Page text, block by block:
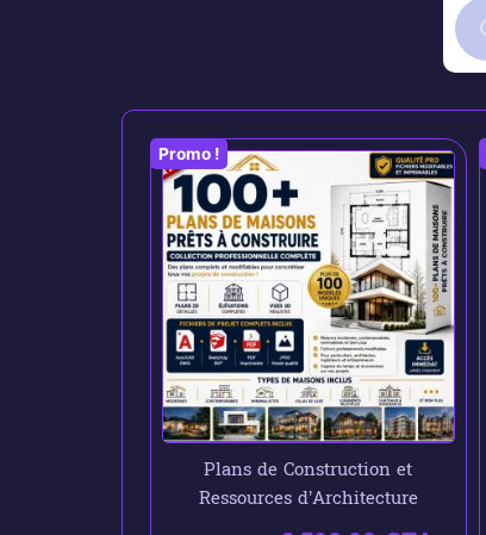
Promo !
Plans de Construction et
Ressources d’Architecture